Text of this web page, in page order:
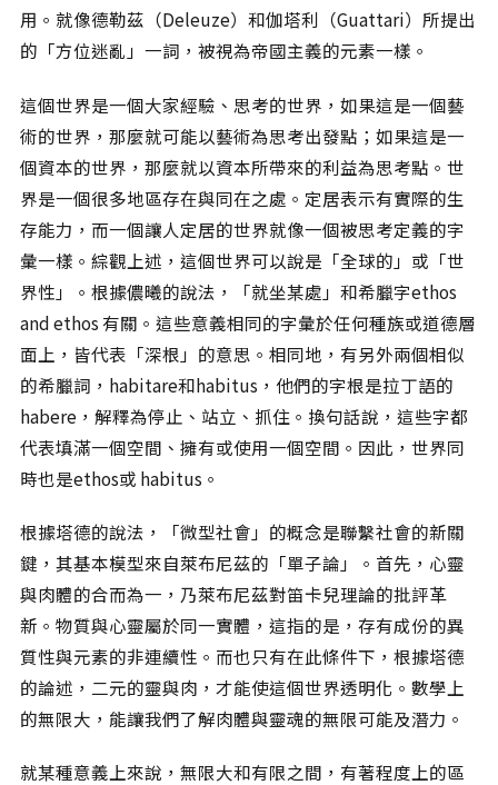
用。就像德勒茲（Deleuze）和伽塔利（Guattari）所提出
的「方位迷亂」一詞，被視為帝國主義的元素一樣。
這個世界是一個大家經驗、思考的世界，如果這是一個藝
術的世界，那麼就可能以藝術為思考出發點；如果這是一
個資本的世界，那麼就以資本所帶來的利益為思考點。世
界是一個很多地區存在與同在之處。定居表示有實際的生
存能力，而一個讓人定居的世界就像一個被思考定義的字
彙一樣。綜觀上述，這個世界可以說是「全球的」或「世
界性」。根據儂曦的說法，「就坐某處」和希臘字ethos
and ethos 有關。這些意義相同的字彙於任何種族或道德層
面上，皆代表「深根」的意思。相同地，有另外兩個相似
的希臘詞，habitare和habitus，他們的字根是拉丁語的
habere，解釋為停止、站立、抓住。換句話說，這些字都
代表填滿一個空間、擁有或使用一個空間。因此，世界同
時也是ethos或 habitus。
根據塔德的說法，「微型社會」的概念是聯繫社會的新關
鍵，其基本模型來自萊布尼茲的「單子論」。首先，心靈
與肉體的合而為一，乃萊布尼茲對笛卡兒理論的批評革
新。物質與心靈屬於同一實體，這指的是，存有成份的異
質性與元素的非連續性。而也只有在此條件下，根據塔德
的論述，二元的靈與肉，才能使這個世界透明化。數學上
的無限大，能讓我們了解肉體與靈魂的無限可能及潛力。
就某種意義上來說，無限大和有限之間，有著程度上的區